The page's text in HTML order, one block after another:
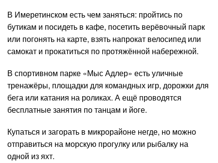
В Имеретинском есть чем заняться: пройтись по
бутикам и посидеть в кафе, посетить верёвочный парк
или погонять на карте, взять напрокат велосипед или
самокат и прокатиться по протяжённой набережной.
В спортивном парке «Мыс Адлер» есть уличные
тренажёры, площадки для командных игр, дорожки для
бега или катания на роликах. А ещё проводятся
бесплатные занятия по танцам и йоге.
Купаться и загорать в микрорайоне негде, но можно
отправиться на морскую прогулку или рыбалку на
одной из яхт.